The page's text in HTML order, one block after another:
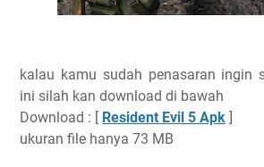
kalau kamu sudah penasaran ingin
ini silah kan download di bawah
Download : [ Resident Evil 5 Apk ]
ukuran file hanya 73 MB